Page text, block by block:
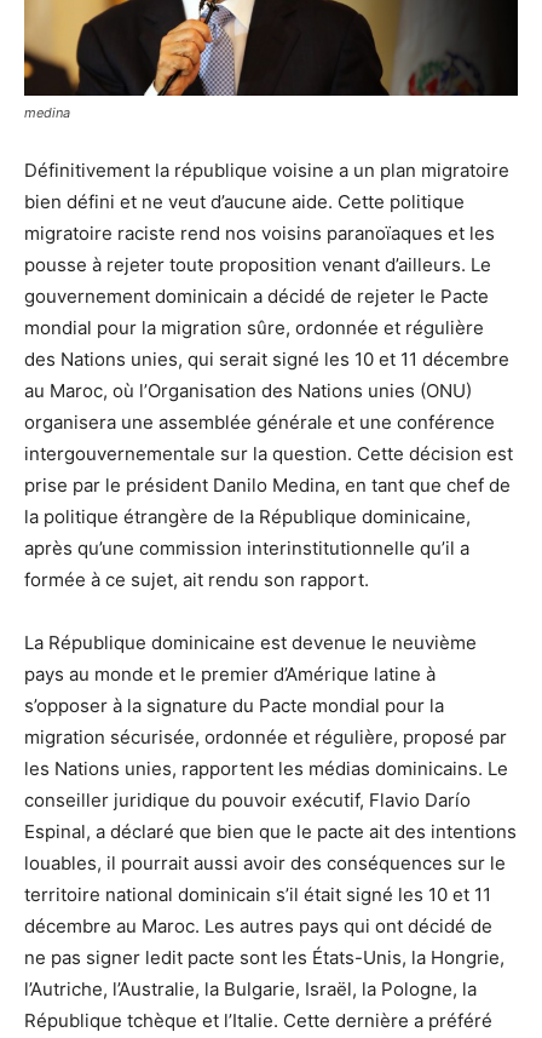
medina
Définitivement la république voisine a un plan migratoire
bien défini et ne veut d’aucune aide. Cette politique
migratoire raciste rend nos voisins paranoïaques et les
pousse à rejeter toute proposition venant d’ailleurs. Le
gouvernement dominicain a décidé de rejeter le Pacte
mondial pour la migration sûre, ordonnée et régulière
des Nations unies, qui serait signé les 10 et 11 décembre
au Maroc, où l’Organisation des Nations unies (ONU)
organisera une assemblée générale et une conférence
intergouvernementale sur la question. Cette décision est
prise par le président Danilo Medina, en tant que chef de
la politique étrangère de la République dominicaine,
après qu’une commission interinstitutionnelle qu’il a
formée à ce sujet, ait rendu son rapport.
La République dominicaine est devenue le neuvième
pays au monde et le premier d’Amérique latine à
s’opposer à la signature du Pacte mondial pour la
migration sécurisée, ordonnée et régulière, proposé par
les Nations unies, rapportent les médias dominicains. Le
conseiller juridique du pouvoir exécutif, Flavio Darío
Espinal, a déclaré que bien que le pacte ait des intentions
louables, il pourrait aussi avoir des conséquences sur le
territoire national dominicain s’il était signé les 10 et 11
décembre au Maroc. Les autres pays qui ont décidé de
ne pas signer ledit pacte sont les États-Unis, la Hongrie,
l’Autriche, l’Australie, la Bulgarie, Israël, la Pologne, la
République tchèque et l’Italie. Cette dernière a préféré